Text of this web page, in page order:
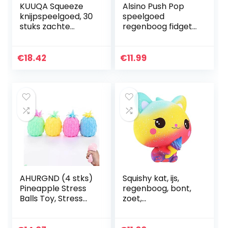
KUUQA Squeeze
knijpspeelgoed, 30
stuks zachte
speelgoed, leuke
€18.42
Alsino Push Pop
speelgoed
regenboog fidget
antistress ADHD
€11.99
AHURGND (4 stks)
Pineapple Stress
Balls Toy, Stress
Squishy kat, ijs,
regenboog, bont,
zoet,